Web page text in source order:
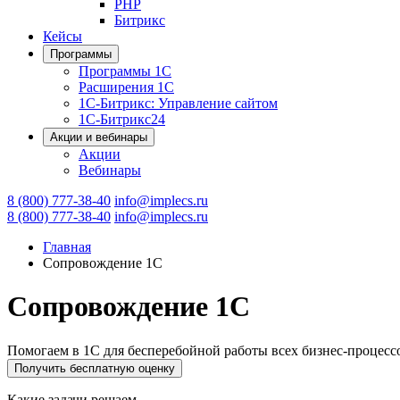
PHP
Битрикс
Кейсы
Программы
Программы 1С
Расширения 1С
1С-Битрикс: Управление сайтом
1С-Битрикс24
Акции и вебинары
Акции
Вебинары
8 (800) 777-38-40 info@implecs.ru
8 (800) 777-38-40 info@implecs.ru
Главная
Сопровождение 1С
Сопровождение 1С
Помогаем в 1С для бесперебойной работы всех бизнес-
Получить бесплатную оценку